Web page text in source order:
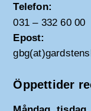
Telefon:
031 – 332 60 00
Epost:
Öppettider